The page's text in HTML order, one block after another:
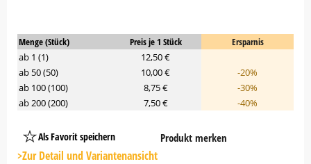
Menge (Stück) Preis je 1 Stück
Ersparnis
ab 1 (1)
12,50 €
ab 50 (50)
10,00 €
-20%
ab 100 (100)
8,75 €
-30%
ab 200 (200)
7,50 € -40%
Als Favorit speichern
Platzhalter
Button
Produkt merken
>Zur Detail und Variantenansicht